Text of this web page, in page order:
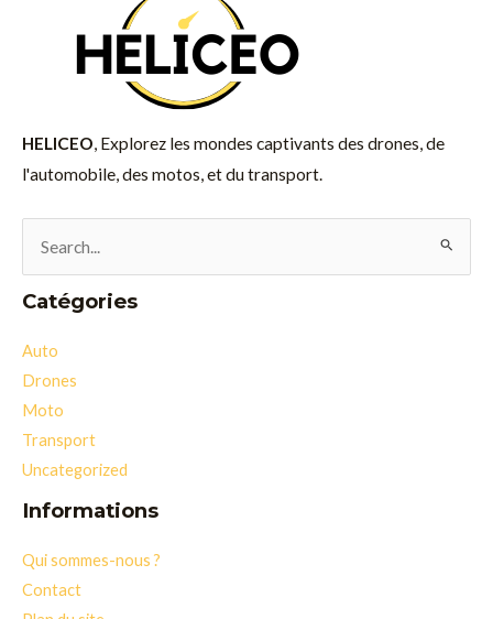
HELICEO, Explorez les mondes captivants des drones, de
l'automobile, des motos, et du transport.
Rechercher :
Catégories
Auto
Drones
Moto
Transport
Uncategorized
Informations
Qui sommes-nous ?
Contact